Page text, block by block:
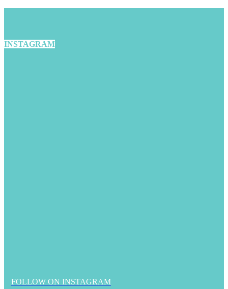
INSTAGRAM
FOLLOW ON INSTAGRAM